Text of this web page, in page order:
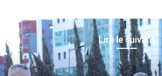
Lire le suivant